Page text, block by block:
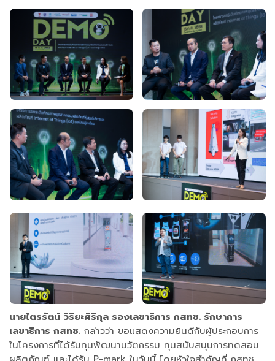
นายไตรรัตน์ วิริยะศิริกุล รองเลขาธิการ กสทช. รักษาการ
เลขาธิการ กสทช. กล่าวว่า ขอแสดงความยินดีกับผู้ประกอบการ
ในโครงการที่ได้รับทุนพัฒนานวัตกรรม ทุนสนับสนุนการทดสอบ